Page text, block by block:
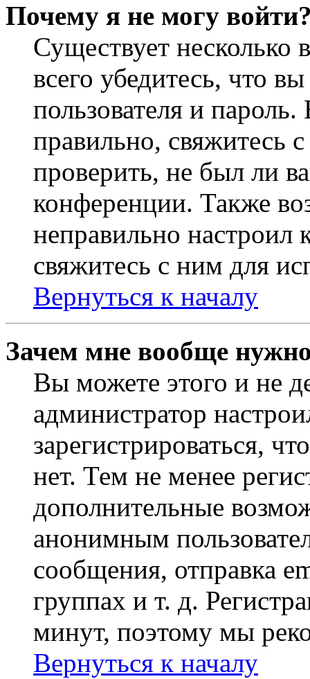
Почему я не могу
Существует
всего убедитесь, что
пользователя и
правильно, свяжитесь
проверить, не был ли
конференции. Также
неправильно
свяжитесь с ним для
Вернуться к началу
Зачем мне вообще
Вы можете этого и не
администратор
зарегистрироваться,
нет. Тем не менее
дополнительные
анонимным
сообщения, отправка
группах и т. д.
минут, поэтому мы
Вернуться к началу